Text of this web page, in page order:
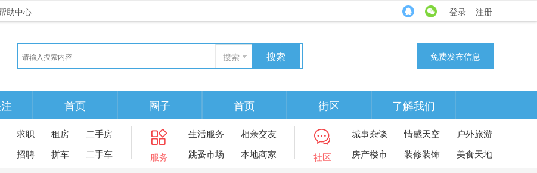
助中心 登录 注册
搜索 搜索 免费发布信息
首页 圈子 首页 街区 了解我们
求职 租房
二手房
招聘
拼车 二手车 服务
生活服务
相亲交友
跳蚤市场
本地商家 社区
城事杂谈 情感天空
户外旅游
房产楼市
装修装饰 美食天地